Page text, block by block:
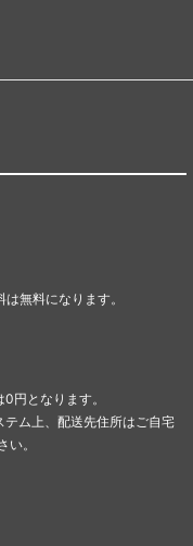
無料になります。
円となります。
ム上、配送先住所はご自宅
。